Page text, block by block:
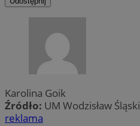
Karolina Goik
Źródło: UM Wodzisław Śląski
reklama